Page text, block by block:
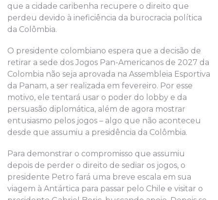
que a cidade caribenha recupere o direito que
perdeu devido à ineficiência da burocracia política
da Colômbia.
O presidente colombiano espera que a decisão de
retirar a sede dos Jogos Pan-Americanos de 2027 da
Colombia não seja aprovada na Assembleia Esportiva
da Panam, a ser realizada em fevereiro. Por esse
motivo, ele tentará usar o poder do lobby e da
persuasão diplomática, além de agora mostrar
entusiasmo pelos jogos – algo que não aconteceu
desde que assumiu a presidência da Colômbia.
Para demonstrar o compromisso que assumiu
depois de perder o direito de sediar os jogos, o
presidente Petro fará uma breve escala em sua
viagem à Antártica para passar pelo Chile e visitar o